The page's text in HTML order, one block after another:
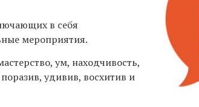
в себя
мероприятия.
ум, находчивость,
удивив, восхитив и